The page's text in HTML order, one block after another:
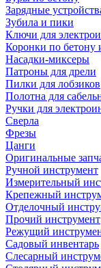
Зарядные
Зубила и пики
Ключи для
Коронки по бетону
Насадки-миксеры
Патроны для дрели
Пилки для лобзиков
Полотна для
Ручки для
Сверла
Фрезы
Цанги
Оригинальные
Ручной инструмент
Измерительный
Крепежный
Отделочный
Прочий инструмент
Режущий
Садовый инвентарь
Слесарный